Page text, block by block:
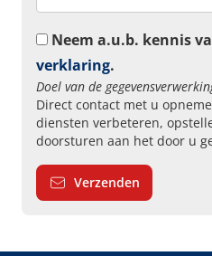
Neem a.u.b. kennis
verklaring.
Doel van de
Direct contact met u
diensten verbeteren,
doorsturen aan het door u
Verzenden